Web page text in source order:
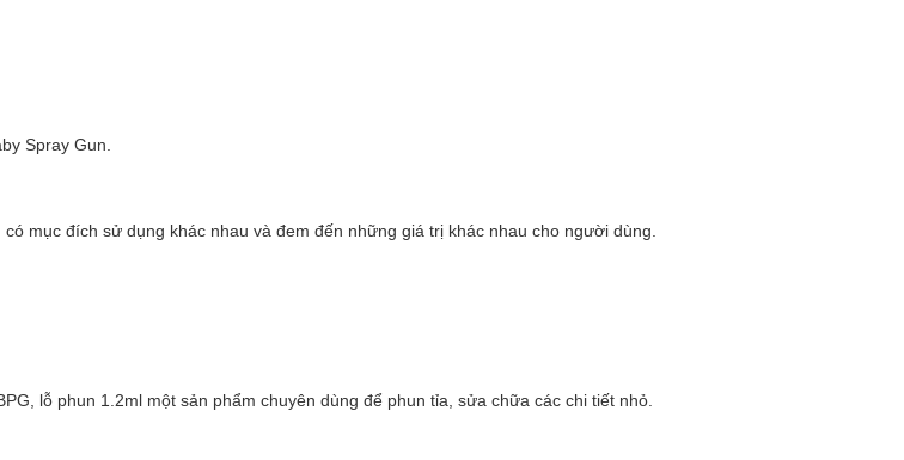
Spray Gun.
mục đích sử dụng khác nhau và đem đến những giá trị khác nhau cho người dùng.
lỗ phun 1.2ml một sản phẩm chuyên dùng để phun tỉa, sửa chữa các chi tiết nhỏ.